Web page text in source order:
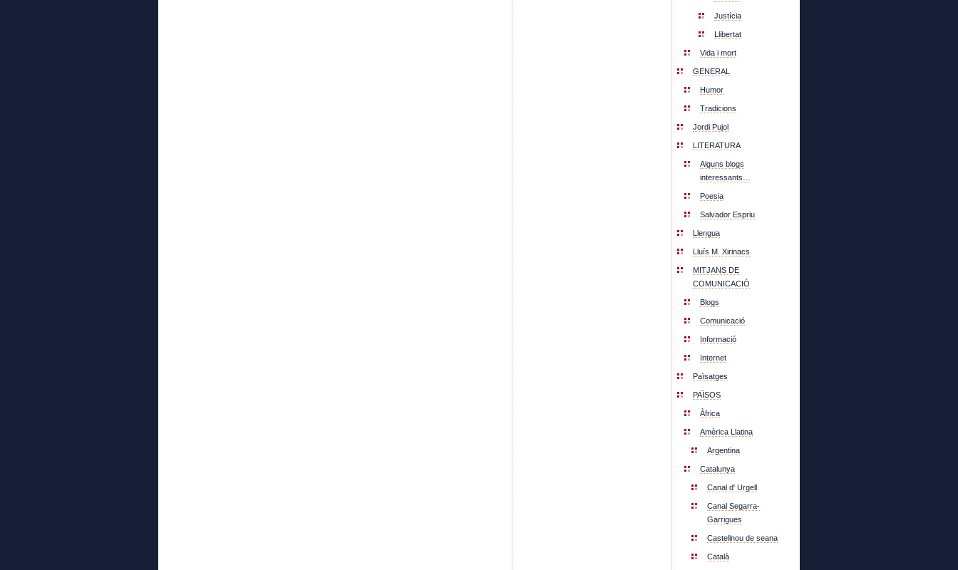
Justícia
Llibertat
Vida i mort
GENERAL
Humor
Tradicions
Jordi Pujol
LITERATURA
Alguns blogs
interessants…
Poesia
Salvador Espriu
Llengua
Lluís M. Xirinacs
MITJANS DE
COMUNICACIÓ
Blogs
Comunicació
Informació
Internet
Païsatges
PAÏSOS
Àfrica
Amèrica Llatina
Argentina
Catalunya
Canal d' Urgell
Canal Segarra-
Garrigues
Castellnou de seana
Català